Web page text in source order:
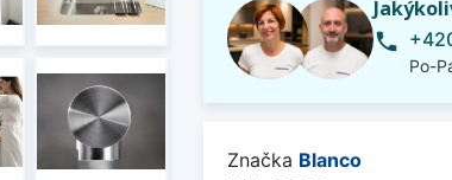
phone
Po-
Značka Blanco